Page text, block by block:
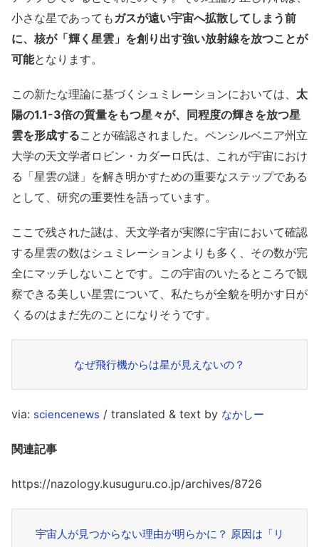
小さな星であってもガスが遠い宇宙へ拡散してしまう前
に、核が「輝く星雲」を創り出す強い放射線を放つことが
可能となります。
この新たな理論に基づくシュミレーションにおいては、 太
陽の1.1-3倍の質量をもつ星々が、同程度の輝きを放つ星
雲を形成することが確認されました。ペンシルベニア州立
大学の天文学者ロビン・カダーロ氏は、これが宇宙におけ
る「星雲の謎」を解き明かすための重要なステップである
として、研究の重要性を語っています。
ここで残された謎は、天文学者が実際に宇宙において確認
する星雲の数はシュミレーションよりも多く、その数が完
全にマッチしないことです。この宇宙のいたるところで観
察できる美しい星雲について、私たちが全貌を明かす日が
くるのはまだ先のことになりそうです。
なぜ飛行機からは星が見えないの？
via: sciencenews / translated & text by なかしー
関連記事
https://nazology.kusuguru.co.jp/archives/8726
宇宙人が見つからない理由が明らかに？ 原因は「リ